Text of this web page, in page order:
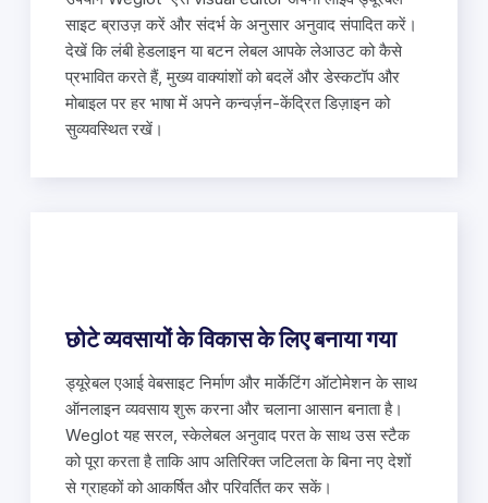
साइट ब्राउज़ करें और संदर्भ के अनुसार अनुवाद संपादित करें।
देखें कि लंबी हेडलाइन या बटन लेबल आपके लेआउट को कैसे
प्रभावित करते हैं, मुख्य वाक्यांशों को बदलें और डेस्कटॉप और
मोबाइल पर हर भाषा में अपने कन्वर्ज़न-केंद्रित डिज़ाइन को
सुव्यवस्थित रखें।
छोटे व्यवसायों के विकास के लिए बनाया गया
ड्यूरेबल एआई वेबसाइट निर्माण और मार्केटिंग ऑटोमेशन के साथ
ऑनलाइन व्यवसाय शुरू करना और चलाना आसान बनाता है।
Weglot यह सरल, स्केलेबल अनुवाद परत के साथ उस स्टैक
को पूरा करता है ताकि आप अतिरिक्त जटिलता के बिना नए देशों
से ग्राहकों को आकर्षित और परिवर्तित कर सकें।